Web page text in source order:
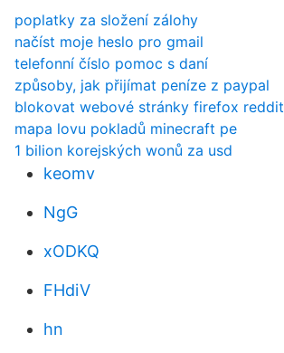
poplatky za složení zálohy
načíst moje heslo pro gmail
telefonní číslo pomoc s daní
způsoby, jak přijímat peníze z paypal
blokovat webové stránky firefox reddit
mapa lovu pokladů minecraft pe
1 bilion korejských wonů za usd
keomv
NgG
xODKQ
FHdiV
hn